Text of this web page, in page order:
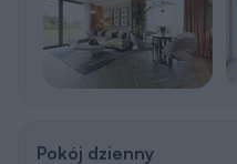
Pokój dzienny